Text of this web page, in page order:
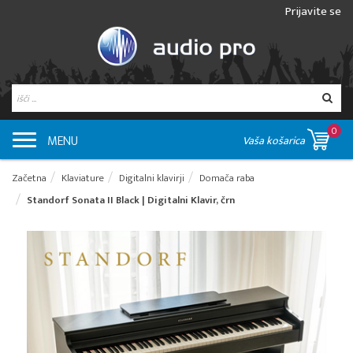
Prijavite se
MENU Vaša košarica
0
Začetna Klaviature Digitalni klavirji
Domača raba
Standorf Sonata II Black | Digitalni Klavir, črn